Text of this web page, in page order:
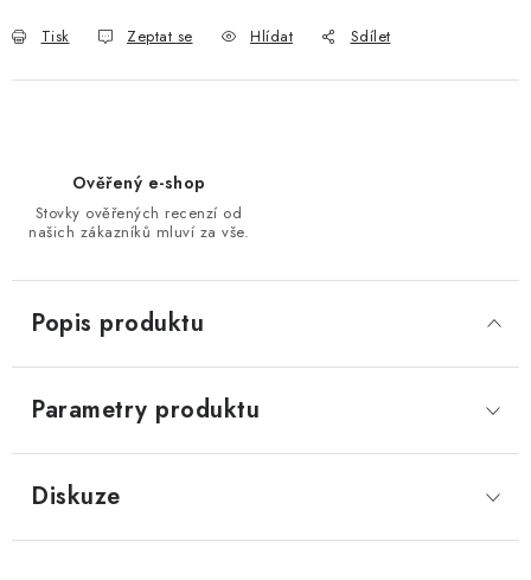
Tisk Zeptat se Hlídat Sdílet
Ověřený e-shop
Stovky ověřených recenzí od
našich zákazníků mluví za vše.
Popis produktu
Parametry produktu
Diskuze